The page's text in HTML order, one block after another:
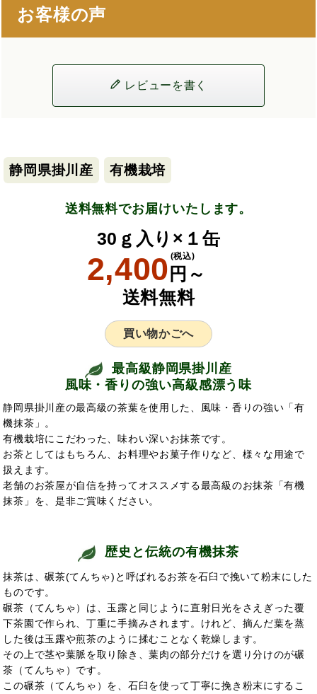
お客様の声
レビューを書く
静岡県掛川産 有機栽培
送料無料でお届けいたします。
30ｇ入り×１缶
2,400 円～
(税込)
送料無料
買い物かごへ
最高級静岡県掛川産
風味・香りの強い高級感漂う味
静岡県掛川産の最高級の茶葉を使用した、風味・香りの強い「有
機抹茶」。
有機栽培にこだわった、味わい深いお抹茶です。
お茶としてはもちろん、お料理やお菓子作りなど、様々な用途で
扱えます。
老舗のお茶屋が自信を持ってオススメする最高級のお抹茶「有機
抹茶」を、是非ご賞味ください。
歴史と伝統の有機抹茶
抹茶は、碾茶(てんちゃ)と呼ばれるお茶を石臼で挽いて粉末にした
ものです。
碾茶（てんちゃ）は、玉露と同じように直射日光をさえぎった覆
下茶園で作られ、丁重に手摘みされます。けれど、摘んだ葉を蒸
した後は玉露や煎茶のように揉むことなく乾燥します。
その上で茎や葉脈を取り除き、葉肉の部分だけを選り分けのが碾
茶（てんちゃ）です。
この碾茶（てんちゃ）を、石臼を使って丁寧に挽き粉末にするこ